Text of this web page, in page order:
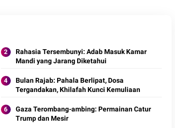
Rahasia Tersembunyi: Adab Masuk Kamar
Mandi yang Jarang Diketahui
Bulan Rajab: Pahala Berlipat, Dosa
Tergandakan, Khilafah Kunci Kemuliaan
Gaza Terombang-ambing: Permainan Catur
Trump dan Mesir